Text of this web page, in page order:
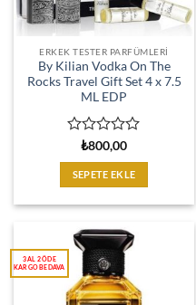
ERKEK TESTER PARFÜMLERI
By Kilian Vodka On The
Rocks Travel Gift Set 4 x 7.5
ML EDP
üzerinden
0
oy
aldı
₺800,00
SEPETE EKLE